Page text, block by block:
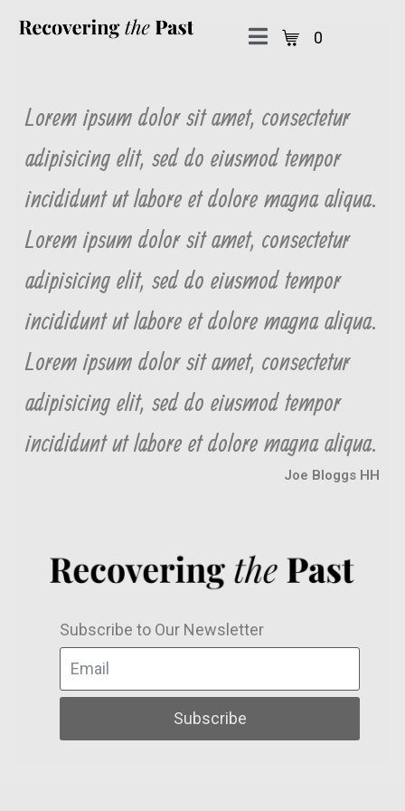
0
Lorem ipsum dolor sit amet, consectetur
adipisicing elit, sed do eiusmod tempor
incididunt ut labore et dolore magna aliqua.
Lorem ipsum dolor sit amet, consectetur
adipisicing elit, sed do eiusmod tempor
incididunt ut labore et dolore magna aliqua.
Lorem ipsum dolor sit amet, consectetur
adipisicing elit, sed do eiusmod tempor
incididunt ut labore et dolore magna aliqua.
Joe Bloggs HH
Subscribe to Our Newsletter
Subscribe